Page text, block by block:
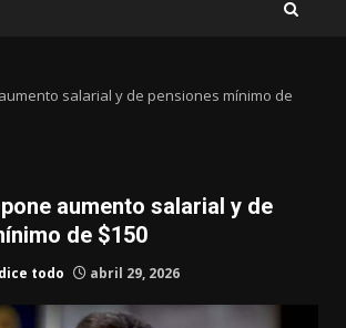
salarial y de pensiones mínimo de
aumento salarial y de
de $150
todo abril 29, 2026